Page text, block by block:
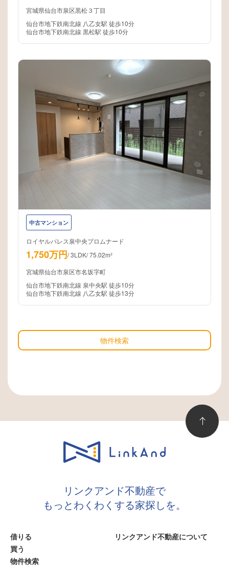
宮城県仙台市泉区黒松３丁目
仙台市地下鉄南北線 八乙女駅 徒歩10分
仙台市地下鉄南北線 黒松駅 徒歩10分
中古マンション
ロイヤルパレス泉中央プロムナード
1,750万円/3LDK/75.02m²
宮城県仙台市泉区市名坂字町
仙台市地下鉄南北線 泉中央駅 徒歩10分
仙台市地下鉄南北線 八乙女駅 徒歩13分
物件検索
リンクアンド不動産で
もっとわくわくする家探しを。
借りる
買う
物件検索
リンクアンド不動産について